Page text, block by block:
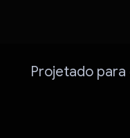
Projetado